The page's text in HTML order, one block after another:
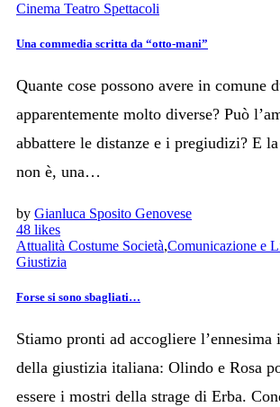
Cinema Teatro Spettacoli
Una commedia scritta da “otto-mani”
Quante cose possono avere in comune
apparentemente molto diverse? Può
abbattere le distanze e i pregiudizi? E
non è, una…
by Gianluca Sposito Genovese
48 likes
Attualità Costume Società,Comunicazione e
Giustizia
Forse si sono sbagliati…
Stiamo pronti ad accogliere l’ennesima
della giustizia italiana: Olindo e Rosa
essere i mostri della strage di Erba.